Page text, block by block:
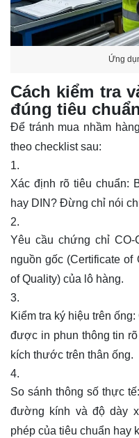
Ứng
Cách kiểm tra
đúng tiêu
Để tránh mua nhầm
theo checklist sau:
Xác định rõ tiêu chuẩn:
hay DIN? Đừng chỉ nói
Yêu cầu chứng chỉ CO-
nguồn gốc (Certificate
of Quality) của lô hàng.
Kiểm tra ký hiệu trên ống:
được in phun thông tin
kích thước trên thân ống.
So sánh thông số thực tế:
đường kính và độ dày
phép của tiêu chuẩn hay